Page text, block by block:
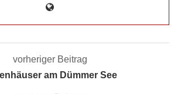
vorheriger Beitrag
am Dümmer See